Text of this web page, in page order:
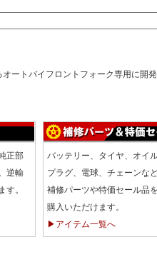
ートバイフロントフォーク専用に開
正部
逆輸
す。
バッテリー、タイヤ、オイル
プラグ、電球、チェーンな
補修パーツや特価セール品
購入いただけます。
▶アイテム一覧へ